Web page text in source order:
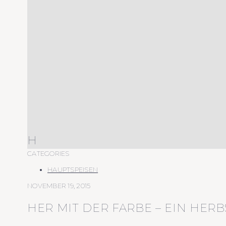
H
CATEGORIES
HAUPTSPEISEN
NOVEMBER 19, 2015
HER MIT DER FARBE – EIN